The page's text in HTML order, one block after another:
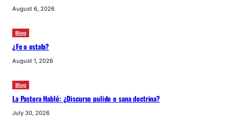
August 6, 2026
Blog
¿Fe o estafa?
August 1, 2026
Blog
La Pastora Habló: ¿Discurso pulido o sana doctrina?
July 30, 2026